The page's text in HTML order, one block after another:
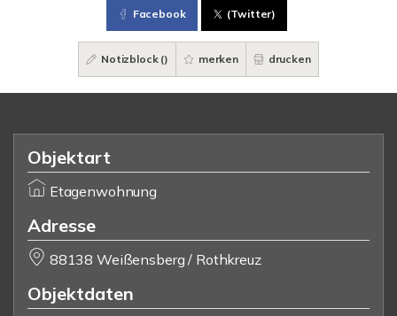
Facebook (Twitter)
Notizblock () merken drucken
Objektart
Etagenwohnung
Adresse
88138 Weißensberg / Rothkreuz
Objektdaten